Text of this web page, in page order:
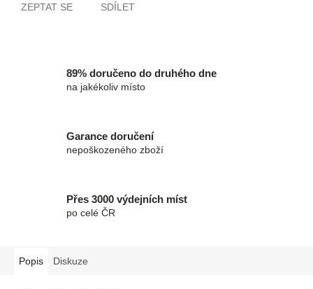
ZEPTAT SE SDÍLET
89% doručeno do druhého dne
na jakékoliv místo
Garance doručení
nepoškozeného zboží
Přes 3000 výdejních míst
po celé ČR
Popis Diskuze